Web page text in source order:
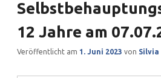
12 Jahre am
Veröffentlicht am 1. Juni 2023 von Silvia